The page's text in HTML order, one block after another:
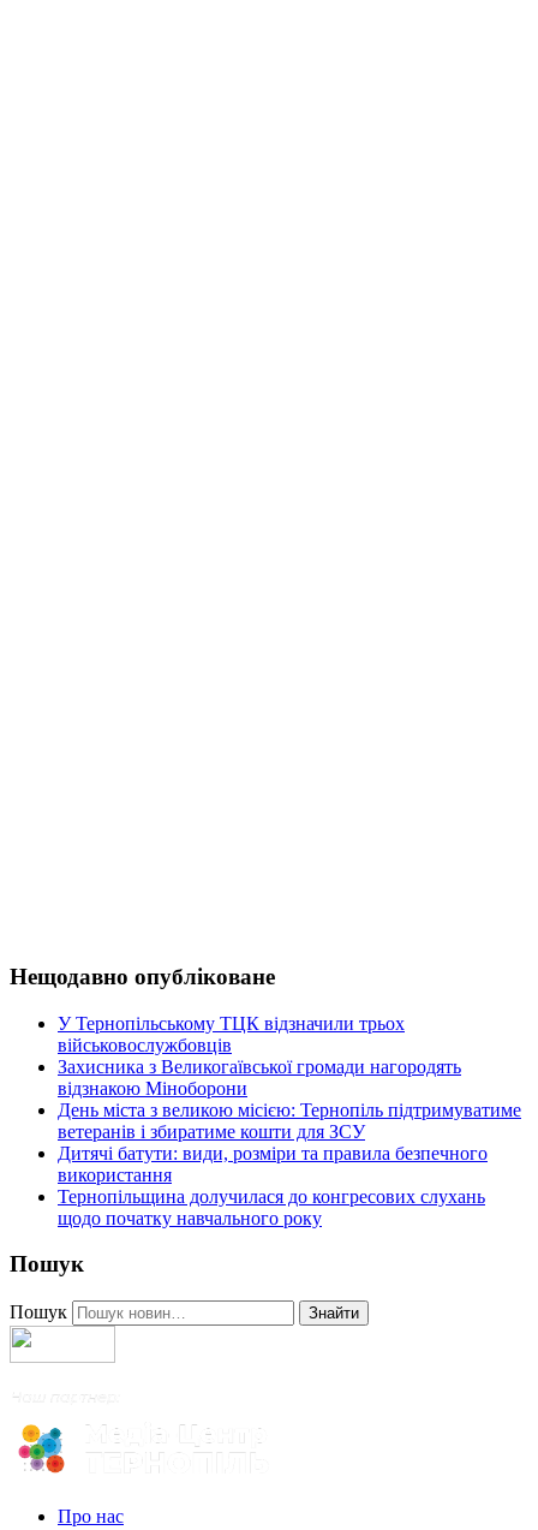
Нещодавно опубліковане
У Тернопільському ТЦК відзначили трьох
військовослужбовців
Захисника з Великогаївської громади нагородять
відзнакою Міноборони
День міста з великою місією: Тернопіль підтримуватиме
ветеранів і збиратиме кошти для ЗСУ
Дитячі батути: види, розміри та правила безпечного
використання
Тернопільщина долучилася до конгресових слухань
щодо початку навчального року
Пошук
Пошук Знайти
Про нас